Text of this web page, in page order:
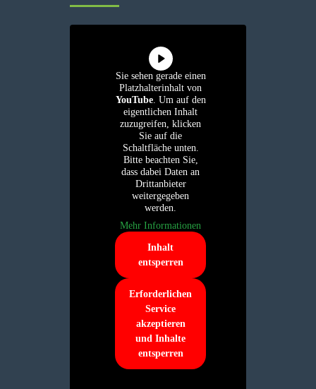
Sie sehen gerade einen
Platzhalterinhalt von
YouTube. Um auf den
eigentlichen Inhalt
zuzugreifen, klicken
Sie auf die
Schaltfläche unten.
Bitte beachten Sie,
dass dabei Daten an
Drittanbieter
weitergegeben
werden.
Mehr Informationen
Inhalt
entsperren
Erforderlichen
Service
akzeptieren
und Inhalte
entsperren